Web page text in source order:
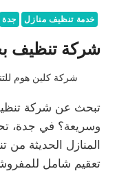
خدمة تنظيف منازل جدة
شركة تنظيف
شركة كلين هوم
تبحث عن شركة
وسريعة؟ في جدة،
المنازل الحديثة
تعقيم شامل